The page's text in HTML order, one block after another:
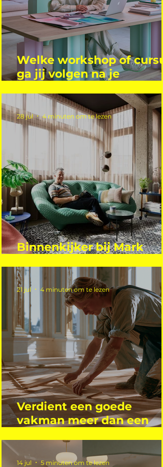
Welke workshop of
ga jij volgen na je
Binnenkijker bij Mark
28 jul 4 minuten om te lezen
Verdient een goede
vakman meer dan een
21 jul 4 minuten om te lezen
14 jul 5 minuten om te lezen